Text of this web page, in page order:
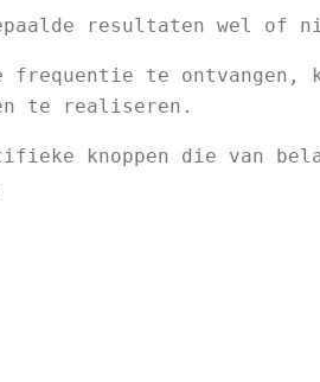
resultaten wel of
frequentie te ontvangen,
te realiseren.
knoppen die van